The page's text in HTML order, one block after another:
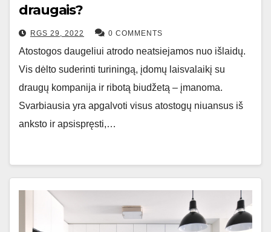
draugais?
RGS 29, 2022 0 COMMENTS
Atostogos daugeliui atrodo neatsiejamos nuo išlaidų.
Vis dėlto suderinti turiningą, įdomų laisvalaikį su
draugų kompanija ir ribotą biudžetą – įmanoma.
Svarbiausia yra apgalvoti visus atostogų niuansus iš
anksto ir apsispręsti,…